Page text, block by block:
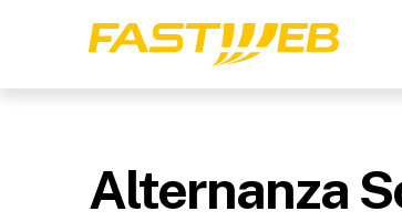
Alternanza